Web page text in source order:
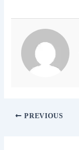
PREVIOUS